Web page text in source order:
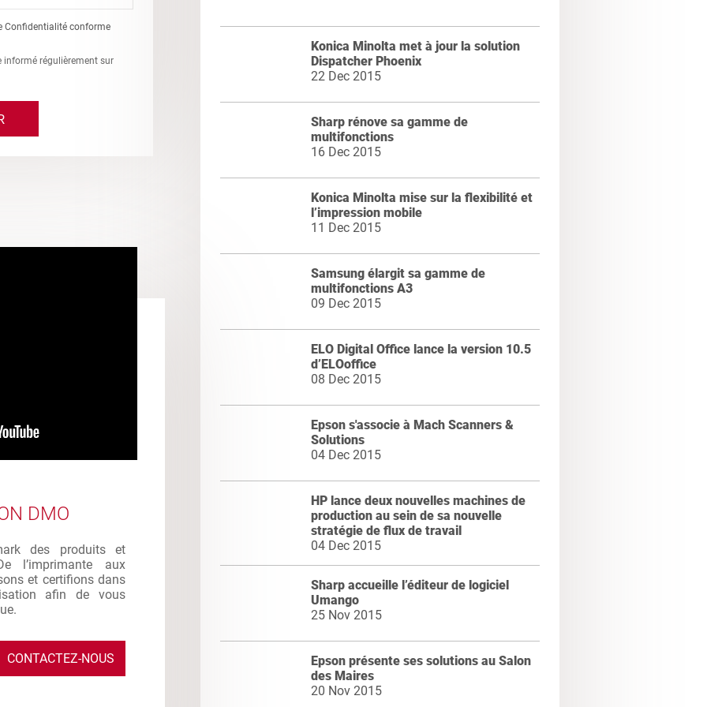
Confidentialité conforme
informé régulièrement sur
DMO
des produits et
l’imprimante aux
et certifions dans
afin de vous
CONTACTEZ-NOUS
Konica Minolta met à jour la solution
Dispatcher Phoenix
22 Dec 2015
Sharp rénove sa gamme de
multifonctions
16 Dec 2015
Konica Minolta mise sur la flexibilité et
l’impression mobile
11 Dec 2015
Samsung élargit sa gamme de
multifonctions A3
09 Dec 2015
ELO Digital Office lance la version 10.5
d’ELOoffice
08 Dec 2015
Epson s'associe à Mach Scanners &
Solutions
04 Dec 2015
HP lance deux nouvelles machines de
production au sein de sa nouvelle
stratégie de flux de travail
04 Dec 2015
Sharp accueille l’éditeur de logiciel
Umango
25 Nov 2015
Epson présente ses solutions au Salon
des Maires
20 Nov 2015